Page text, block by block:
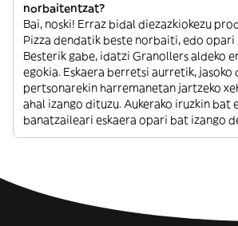
norbaitentzat?
Bai, noski! Erraz bidal diezazkiokezu
Pizza dendatik beste norbaiti, edo opari
Besterik gabe, idatzi Granollers aldeko
egokia. Eskaera berretsi aurretik, jasoko
pertsonarekin harremanetan jartzeko
ahal izango dituzu. Aukerako iruzkin bat
banatzaileari eskaera opari bat izango